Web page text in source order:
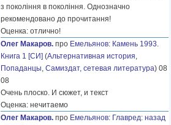
з покоління в покоління. Однозначно
рекомендовано до прочитання!
Оценка: отлично!
Олег Макаров. про Емельянов: Камень 1993.
Книга 1 [СИ] (Альтернативная история,
Попаданцы, Самиздат, сетевая литература) 08
08
Очень плоско. И сюжет, и текст
Оценка: нечитаемо
Олег Макаров. про Емельянов: Главред: назад